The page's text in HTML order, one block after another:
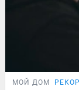
МОЙ ДОМ